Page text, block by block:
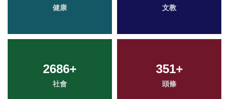
健康 文教
2686+
社會
351+
頭條